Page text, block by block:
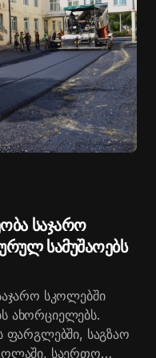
საჯარო
სამუშაოებს
სკოლებში
ახორციელებს.
ფარგლებში, საგზაო
საერთო